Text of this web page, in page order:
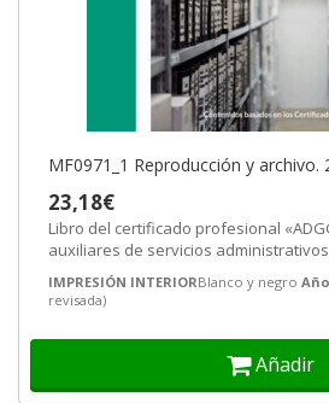
MF0971_1 Reproducción y archivo.
23,18€
Libro del certificado profesional
auxiliares de servicios administrativos
IMPRESIÓN INTERIORBlanco y negro
revisada)
Añadir